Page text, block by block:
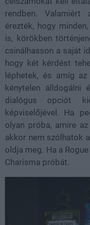
rendben. Valamiért
érezték, hogy
is, körökben
csinálhasson a saját
hogy két kérdést
léphetek, és amíg
kénytelen álldogálni
dialógus opciót
képviselőjével. Ha
olyan próba, amire
akkor nem szólhatok
oldja meg. Ha a
Charisma próbát.